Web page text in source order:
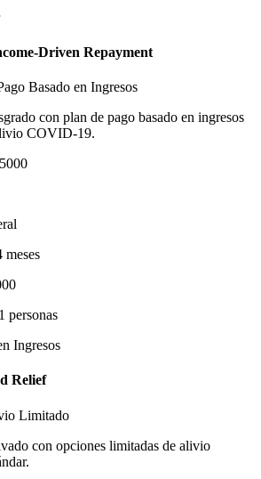
Driven Repayment
Basado en Ingresos
con plan de pago basado en ingresos
COVID-19.
meses
1 personas
Ingresos
Relief
Limitado
con opciones limitadas de alivio